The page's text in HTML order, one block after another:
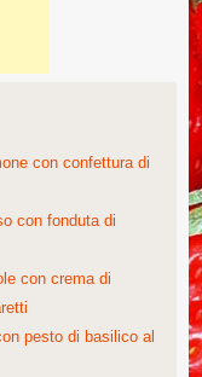
con confettura di
con fonduta di
con crema di
pesto di basilico al